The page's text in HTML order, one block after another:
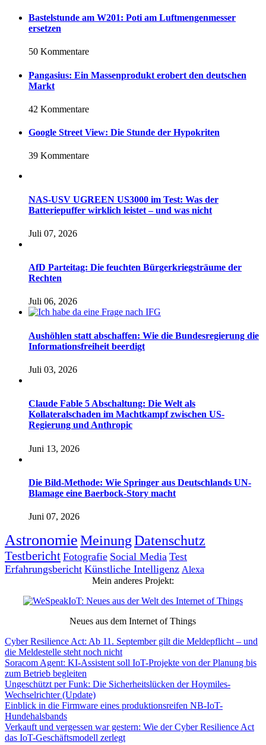
Bastelstunde am W201: Poti am Luftmengenmesser
ersetzen
50 Kommentare
Pangasius: Ein Massenprodukt erobert den deutschen
Markt
42 Kommentare
Google Street View: Die Stunde der Hypokriten
39 Kommentare
NAS-USV UGREEN US3000 im Test: Was der
Batteriepuffer wirklich leistet – und was nicht
Juli 07, 2026
AfD Parteitag: Die feuchten Bürgerkriegsträume der
Rechten
Juli 06, 2026
Aushöhlen statt abschaffen: Wie die Bundesregierung die
Informationsfreiheit beerdigt
Juli 03, 2026
Claude Fable 5 Abschaltung: Die Welt als
Kollateralschaden im Machtkampf zwischen US-
Regierung und Anthropic
Juni 13, 2026
Die Bild-Methode: Wie Springer aus Deutschlands UN-
Blamage eine Baerbock-Story macht
Juni 07, 2026
AstronomieMeinungDatenschutz
Testbericht Fotografie Social Media Test
Erfahrungsbericht Künstliche Intelligenz Alexa
Mein anderes Projekt:
Neues aus dem Internet of Things
Cyber Resilience Act: Ab 11. September gilt die Meldepflicht – und
die Meldestelle steht noch nicht
Soracom Agent: KI-Assistent soll IoT-Projekte von der Planung bis
zum Betrieb begleiten
Ungeschützt per Funk: Die Sicherheitslücken der Hoymiles-
Wechselrichter (Update)
Einblick in die Firmware eines produktionsreifen NB-IoT-
Hundehalsbands
Verkauft und vergessen war gestern: Wie der Cyber Resilience Act
das IoT-Geschäftsmodell zerlegt